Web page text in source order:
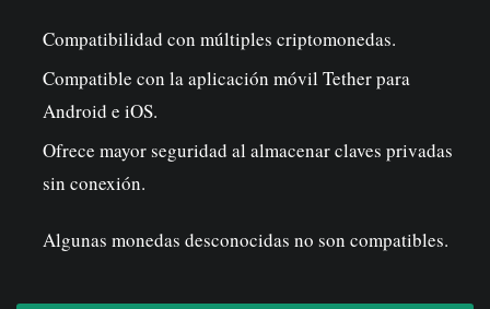
Compatibilidad con múltiples criptomonedas.
Compatible con la aplicación móvil Tether para
Android e iOS.
Ofrece mayor seguridad al almacenar claves privadas
sin conexión.
Algunas monedas desconocidas no son compatibles.